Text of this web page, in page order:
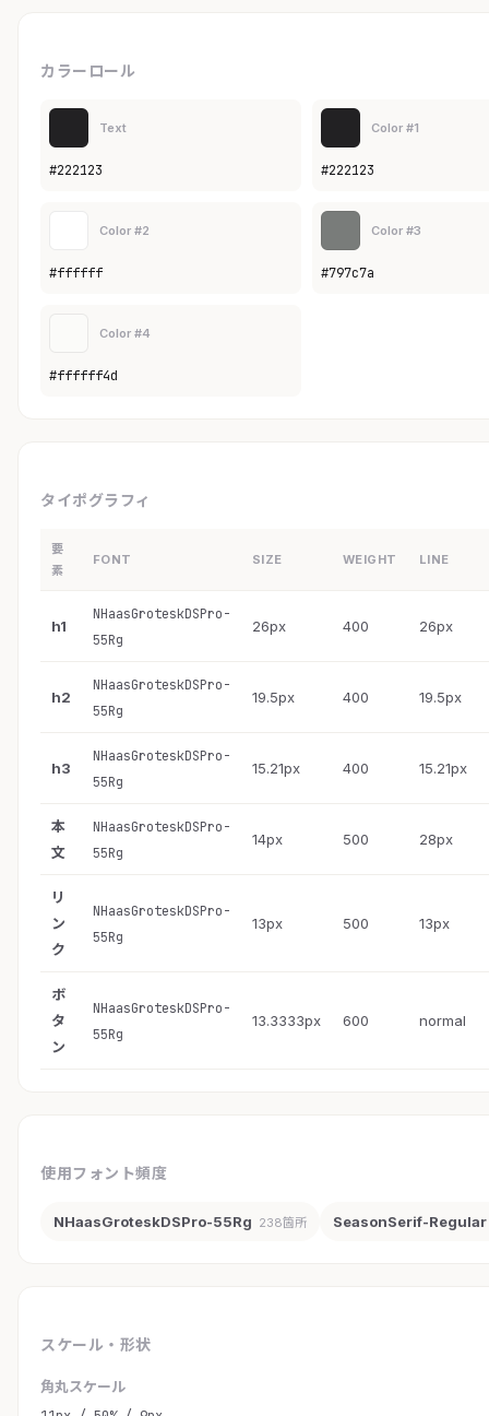
カラーロール
Text
#222123
Color #1
#222123
Color #2
#ffffff
Color #3
#797c7a
Color #4
#ffffff4d
タイポグラフィ
要
素
FONT SIZE WEIGHT LINE
h1
NHaasGroteskDSPro-
55Rg
26px 400 26px
h2
NHaasGroteskDSPro-
55Rg
19.5px 400 19.5px
h3
NHaasGroteskDSPro-
55Rg
15.21px 400 15.21px
本
文
NHaasGroteskDSPro-
55Rg
14px 500 28px
リ
ン
ク
NHaasGroteskDSPro-
55Rg
13px 500 13px
ボ
タ
ン
NHaasGroteskDSPro-
55Rg
13.3333px 600 normal
使用フォント頻度
NHaasGroteskDSPro-55Rg 238箇所 SeasonSerif-Regular
スケール・形状
角丸スケール